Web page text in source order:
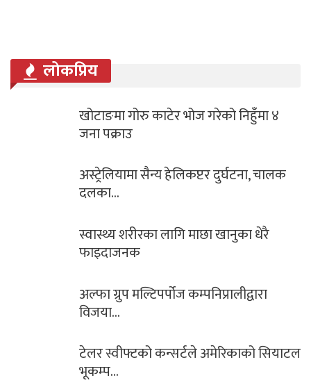
लोकप्रिय
खोटाङमा गोरु काटेर भोज गरेको निहुँमा ४
जना पक्राउ
अस्ट्रेलियामा सैन्य हेलिकप्टर दुर्घटना, चालक
दलका…
स्वास्थ्य शरीरका लागि माछा खानुका धेरै
फाइदाजनक
अल्फा ग्रुप मल्टिपर्पोज कम्पनिप्रालीद्वारा
विजया…
टेलर स्वीफ्टको कन्सर्टले अमेरिकाको सियाटल
भूकम्प…